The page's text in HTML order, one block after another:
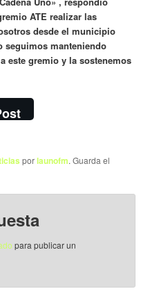
ATE realizar las
desde el municipio
seguimos manteniendo
este gremio y la sostenemos
porlaunofm. Guarda el
para publicar un